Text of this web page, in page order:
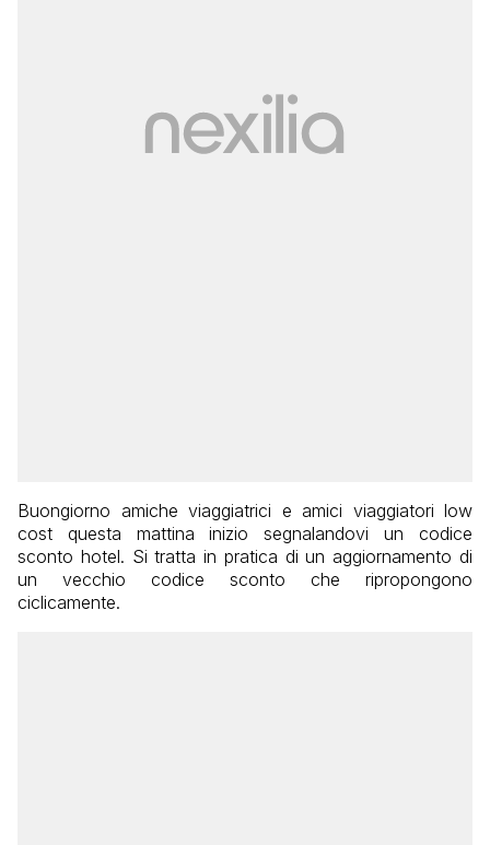
Buongiorno amiche viaggiatrici e amici viaggiatori low
cost questa mattina inizio segnalandovi un codice
sconto hotel. Si tratta in pratica di un aggiornamento di
un vecchio codice sconto che ripropongono
ciclicamente.